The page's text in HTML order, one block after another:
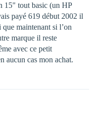
15" tout basic (un HP
payé 619 début 2002 il
que maintenant si l’on
marque il reste
avec ce petit
aucun cas mon achat.